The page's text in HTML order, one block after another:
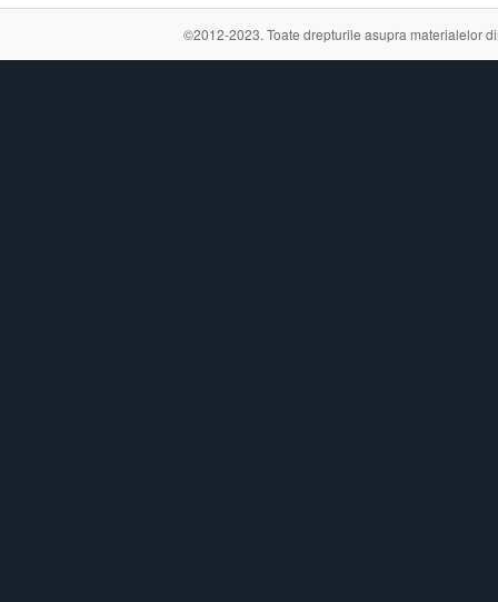
©2012-2023. Toate drepturile asupra materialelor